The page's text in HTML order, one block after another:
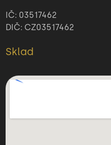
IČ: 03517462
DIČ: CZ03517462
Sklad